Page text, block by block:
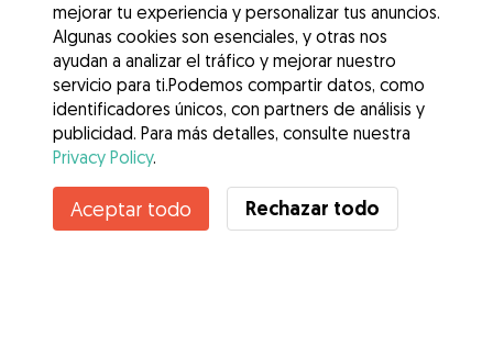
¿Conoces los Beneficios de Gudog? Ver más
mejorar tu experiencia y personalizar tus anuncios.
Algunas cookies son esenciales, y otras nos
ayudan a analizar el tráfico y mejorar nuestro
servicio para ti.Podemos compartir datos, como
identificadores únicos, con partners de análisis y
publicidad. Para más detalles, consulte nuestra
Privacy Policy.
Aceptar todo Rechazar todo